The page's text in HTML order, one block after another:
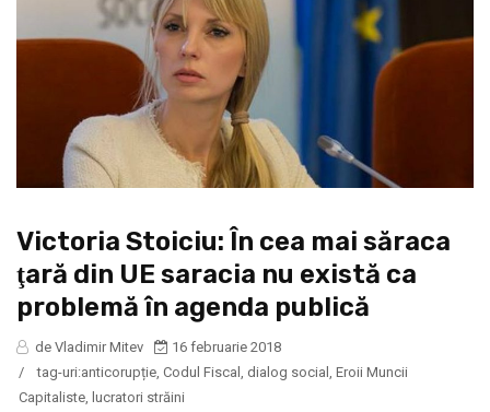
Victoria Stoiciu: În cea mai săraca
ţară din UE saracia nu există ca
problemă în agenda publică
de Vladimir Mitev
16 februarie 2018
/
tag-uri:anticorupție Codul Fiscal dialog social Eroii Muncii
Capitaliste lucratori străini